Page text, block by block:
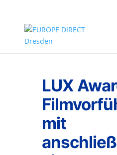
LUX
mit